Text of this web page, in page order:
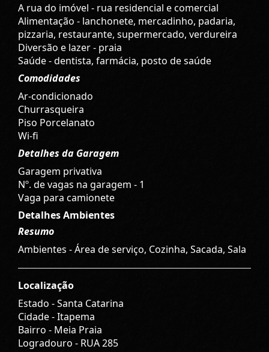
A rua do imóvel - rua residencial e comercial
Alimentação - lanchonete, mercadinho, padaria,
pizzaria, restaurante, supermercado, verdureira
Diversão e lazer - praia
Saúde - dentista, farmácia, posto de saúde
Comodidades
Ar-condicionado
Churrasqueira
Piso Porcelanato
Wi-fi
Detalhes da Garagem
Garagem privativa
Nº. de vagas na garagem - 1
Vaga para camionete
Detalhes Ambientes
Resumo
Ambientes - Área de serviço, Cozinha, Sacada, Sala
Localização
Estado -Santa Catarina
Cidade -Itapema
Bairro - Meia Praia
Logradouro - RUA 285